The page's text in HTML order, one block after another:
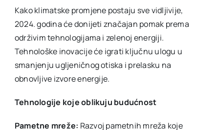
Kako klimatske promjene postaju sve vidljivije,
2024. godina će donijeti značajan pomak prema
održivim tehnologijama i zelenoj energiji.
Tehnološke inovacije će igrati ključnu ulogu u
smanjenju ugljeničnog otiska i prelasku na
obnovljive izvore energije.
Tehnologije koje oblikuju budućnost
Pametne mreže: Razvoj pametnih mreža koje